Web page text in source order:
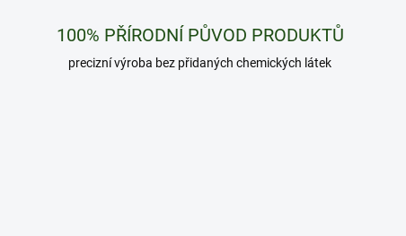
100% PŘÍRODNÍ PŮVOD PRODUKTŮ
precizní výroba bez přidaných chemických látek